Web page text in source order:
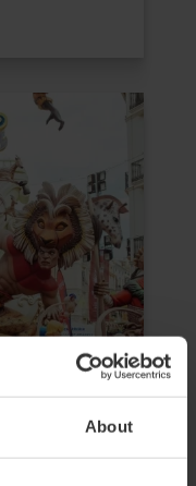
About